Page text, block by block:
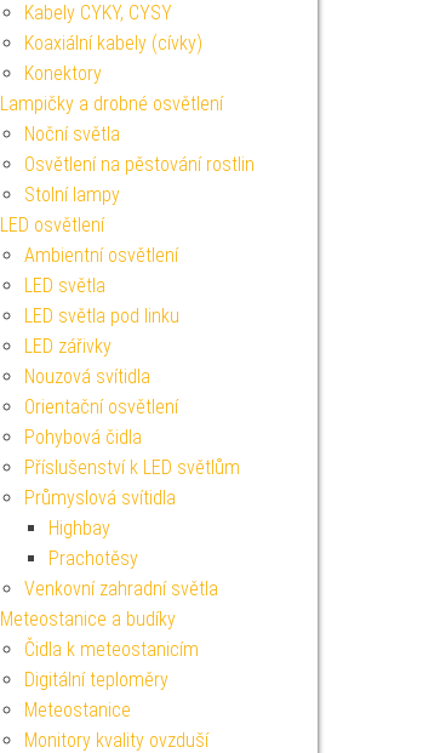
Kabely CYKY, CYSY
Koaxiální kabely (cívky)
Konektory
Lampičky a drobné osvětlení
Noční světla
Osvětlení na pěstování rostlin
Stolní lampy
LED osvětlení
Ambientní osvětlení
LED světla
LED světla pod linku
LED zářivky
Nouzová svítidla
Orientační osvětlení
Pohybová čidla
Příslušenství k LED světlům
Průmyslová svítidla
Highbay
Prachotěsy
Venkovní zahradní světla
Meteostanice a budíky
Čidla k meteostanicím
Digitální teploměry
Meteostanice
Monitory kvality ovzduší